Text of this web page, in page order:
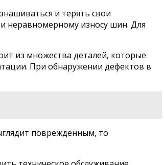
и терять свои
неравномерному износу шин. Для
из множества деталей, которые
При обнаружении дефектов в
поврежденным, то